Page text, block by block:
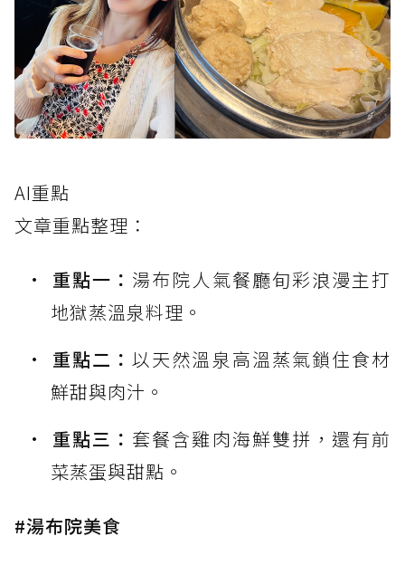
AI重點
文章重點整理：
重點一： 湯布院人氣餐廳旬彩浪漫主打
地獄蒸溫泉料理。
重點二：以天然溫泉高溫蒸氣鎖住食材
鮮甜與肉汁。
重點三： 套餐含雞肉海鮮雙拼，還有前
菜蒸蛋與甜點。
#湯布院美食